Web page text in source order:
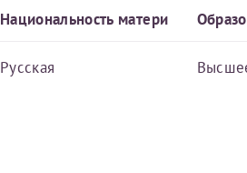
Национальность матери
Русская